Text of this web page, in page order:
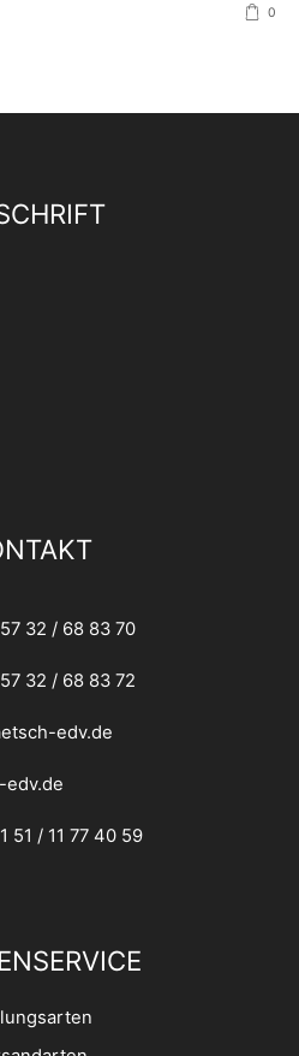
0
32 / 68 83 70
32 / 68 83 72
edv.de
edv.de
51 / 11 77 40 59